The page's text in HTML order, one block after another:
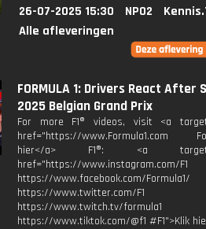
26-07-2025 15:30 NPO2
Alle afleveringen
FORMULA 1: Drivers React After
2025 Belgian Grand Prix
For more F1® videos, visit <a
href="https://www.Formula1.com
hier</a> F1®: <a
href="https://www.instagram.com/F1
https://www.facebook.com/Formula1/
https://www.twitter.com/F1
https://www.twitch.tv/formula1
https://www.tiktok.com/@f1 #F1">Klik